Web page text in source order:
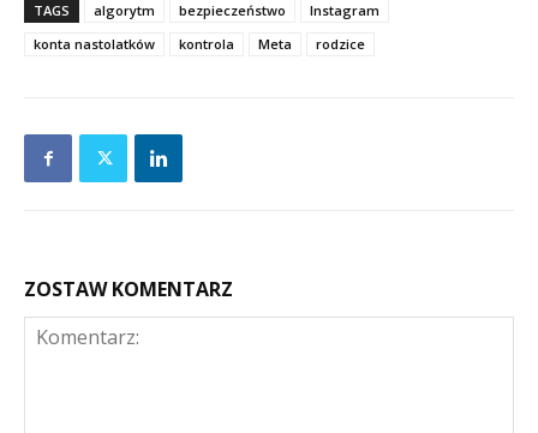
TAGS algorytm bezpieczeństwo
Instagram
konta nastolatków
kontrola Meta rodzice
ZOSTAW KOMENTARZ